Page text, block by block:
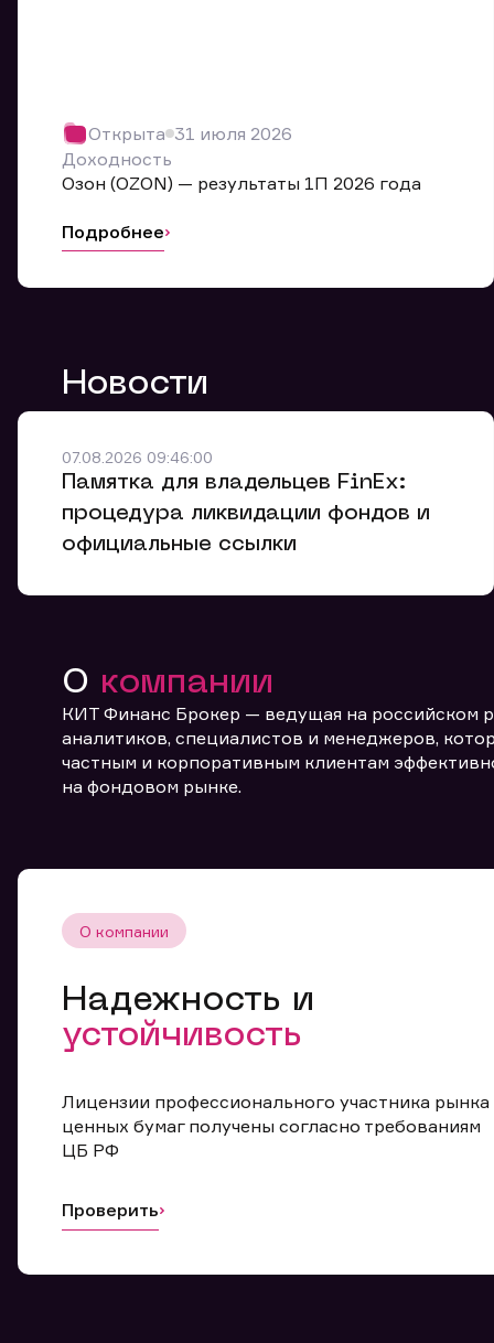
Открыта 31 июля 2026
Доходность
Озон (OZON) — результаты 1П 2026 года
Подробнее
Новости
07.08.2026 09:46:00
Памятка для владельцев FinEx:
процедура ликвидации фондов и
официальные ссылки
О компании
КИТ Финанс Брокер — ведущая на российском
аналитиков, специалистов и менеджеров,
частным и корпоративным клиентам
на фондовом рынке.
О компании
Надежность и
устойчивость
Лицензии профессионального участника рынка
ценных бумаг получены согласно требованиям
ЦБ РФ
Проверить
Мы
Ваше